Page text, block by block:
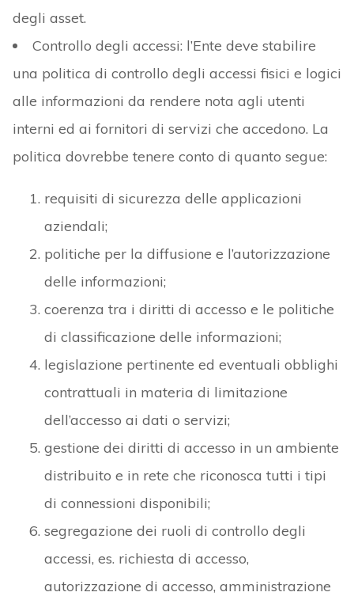
degli asset.
Controllo degli accessi: l’Ente deve stabilire
una politica di controllo degli accessi fisici e logici
alle informazioni da rendere nota agli utenti
interni ed ai fornitori di servizi che accedono. La
politica dovrebbe tenere conto di quanto segue:
requisiti di sicurezza delle applicazioni
aziendali;
politiche per la diffusione e l’autorizzazione
delle informazioni;
coerenza tra i diritti di accesso e le politiche
di classificazione delle informazioni;
legislazione pertinente ed eventuali obblighi
contrattuali in materia di limitazione
dell’accesso ai dati o servizi;
gestione dei diritti di accesso in un ambiente
distribuito e in rete che riconosca tutti i tipi
di connessioni disponibili;
segregazione dei ruoli di controllo degli
accessi, es. richiesta di accesso,
autorizzazione di accesso, amministrazione